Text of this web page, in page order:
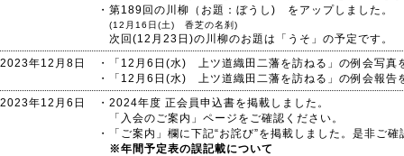
・第189回の川柳（お題：ぼうし) をアップしました。
(12月16日(土) 香芝の名刹)
次回(12月23日)の川柳のお題は「うそ」の予定です。
2023年12月8日
・「12月6日(水) 上ツ道織田二藩を訪ねる」の例会写真
・「12月6日(水) 上ツ道織田二藩を訪ねる」の例会報告
2023年12月6日
・2024年度 正会員申込書を掲載しました。
「入会のご案内」ページをご確認ください。
・「ご案内」欄に下記“お詫び”を掲載しました。是非ご
※年間予定表の誤記載について